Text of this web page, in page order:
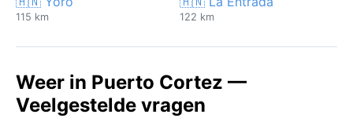
115 km 122 km
Weer in Puerto Cortez —
Veelgestelde vragen